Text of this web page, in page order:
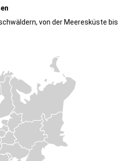
von der Meeresküste bis